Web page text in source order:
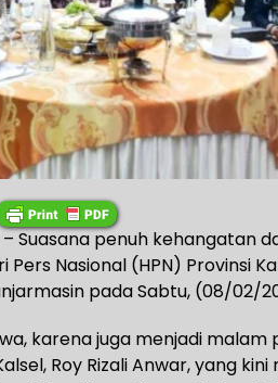
– Suasana penuh kehangatan
Nasional (HPN) Provinsi
pada Sabtu, (08/02/
karena juga menjadi malam
Roy Rizali Anwar, yang